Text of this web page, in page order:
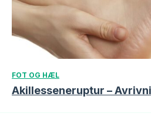
FOT OG HÆL
Akillesseneruptur –